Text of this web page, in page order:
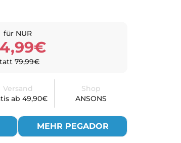
für NUR
79,99€
Versand
ab 49,90€
Shop
ANSONS
MEHR PEGADOR